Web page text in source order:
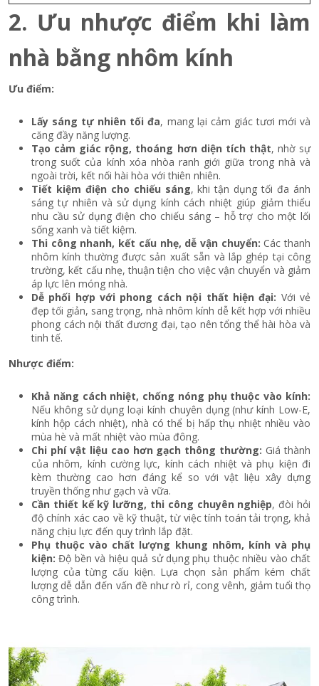
2. Ưu nhược điểm khi làm
nhà bằng nhôm kính
Ưu điểm:
Lấy sáng tự nhiên tối đa, mang lại cảm giác tươi mới và
căng đầy năng lượng.
Tạo cảm giác rộng, thoáng hơn diện tích thật, nhờ sự
trong suốt của kính xóa nhòa ranh giới giữa trong nhà và
ngoài trời, kết nối hài hòa với thiên nhiên.
Tiết kiệm điện cho chiếu sáng, khi tận dụng tối đa ánh
sáng tự nhiên và sử dụng kính cách nhiệt giúp giảm thiểu
nhu cầu sử dụng điện cho chiếu sáng – hỗ trợ cho một lối
sống xanh và tiết kiệm.
Thi công nhanh, kết cấu nhẹ, dễ vận chuyển: Các thanh
nhôm kính thường được sản xuất sẵn và lắp ghép tại công
trường, kết cấu nhẹ, thuận tiện cho việc vận chuyển và giảm
áp lực lên móng nhà.
Dễ phối hợp với phong cách nội thất hiện đại: Với vẻ
đẹp tối giản, sang trọng, nhà nhôm kính dễ kết hợp với nhiều
phong cách nội thất đương đại, tạo nên tổng thể hài hòa và
tinh tế.
Nhược điểm:
Khả năng cách nhiệt, chống nóng phụ thuộc vào kính:
Nếu không sử dụng loại kính chuyên dụng (như kính Low-E,
kính hộp cách nhiệt), nhà có thể bị hấp thụ nhiệt nhiều vào
mùa hè và mất nhiệt vào mùa đông.
Chi phí vật liệu cao hơn gạch thông thường: Giá thành
của nhôm, kính cường lực, kính cách nhiệt và phụ kiện đi
kèm thường cao hơn đáng kể so với vật liệu xây dựng
truyền thống như gạch và vữa.
Cần thiết kế kỹ lưỡng, thi công chuyên nghiệp, đòi hỏi
độ chính xác cao về kỹ thuật, từ việc tính toán tải trọng, khả
năng chịu lực đến quy trình lắp đặt.
Phụ thuộc vào chất lượng khung nhôm, kính và phụ
kiện: Độ bền và hiệu quả sử dụng phụ thuộc nhiều vào chất
lượng của từng cấu kiện. Lựa chọn sản phẩm kém chất
lượng dễ dẫn đến vấn đề như rò rỉ, cong vênh, giảm tuổi thọ
công trình.